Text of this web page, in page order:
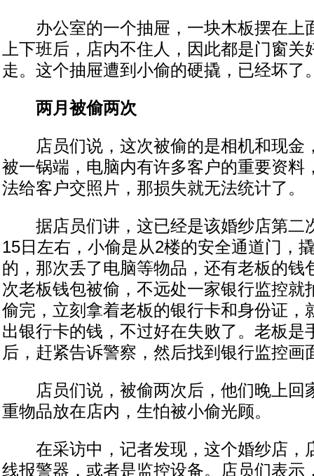
办公室的一个抽屉，一块木板摆在上
上下班后，店内不住人，因此都是门窗关
走。这个抽屉遭到小偷的硬撬，已经坏了
两月被偷两次
店员们说，这次被偷的是相机和现金
被一锅端，电脑内有许多客户的重要资料
法给客户交照片，那损失就无法统计了。
据店员们讲，这已经是该婚纱店第二
15日左右，小偷是从2楼的安全通道门，
的，那次丢了电脑等物品，还有老板的钱
次老板钱包被偷，不远处一家银行监控就
偷完，立刻拿着老板的银行卡和身份证，
出银行卡的钱，不过好在失败了。老板是
后，赶紧告诉警察，然后找到银行监控画
店员们说，被偷两次后，他们晚上回
重物品放在店内，生怕被小偷光顾。
在采访中，记者发现，这个婚纱店，
线报警器，或者是监控设备。店员们表示